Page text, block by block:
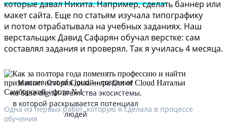
Миссия Out of Cloud — cоздание
на базе digital-агентства экосистемы,
в которой раскрывается потенциал
людей
которые давал Никита. Например, сделать баннер или
макет сайта. Еще по статьям изучала типографику
и потом отрабатывала на учебных заданиях. Наш
верстальщик Давид Сафарян обучал верстке: сам
составлял задания и проверял. Так я училась 4 месяца.
Одна из первых работ, которую я сделала в процессе
обучения